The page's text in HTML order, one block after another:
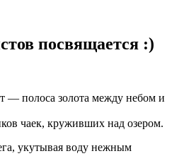
посвящается :)
— полоса золота между небом и
чаек, круживших над озером.
укутывая воду нежным